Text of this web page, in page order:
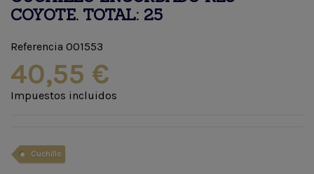
COYOTE. TOTAL: 25
Referencia 001553
40,55 €
Impuestos incluidos
Cuchillo